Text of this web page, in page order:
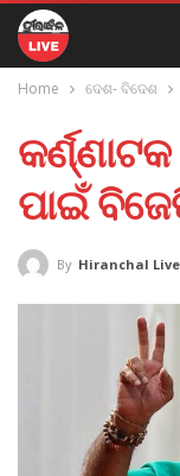
Home ଦେଶ- ବିଦେଶ
ପାଇଁ
By Hiranchal Live